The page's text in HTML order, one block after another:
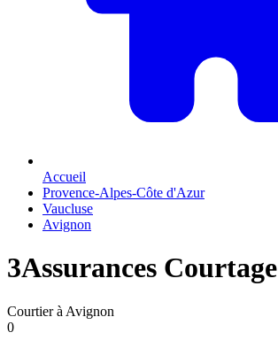
Accueil
Provence-Alpes-Côte d'Azur
Vaucluse
Avignon
3Assurances Courtage
Courtier à Avignon
0